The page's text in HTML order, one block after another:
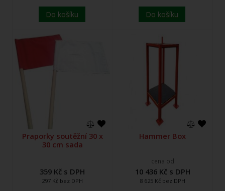
Do košíku Do košíku
Praporky soutěžní 30 x
30 cm sada
359 Kč s DPH
297 Kč bez DPH
Hammer Box
cena od
10 436 Kč s DPH
8 625 Kč bez DPH